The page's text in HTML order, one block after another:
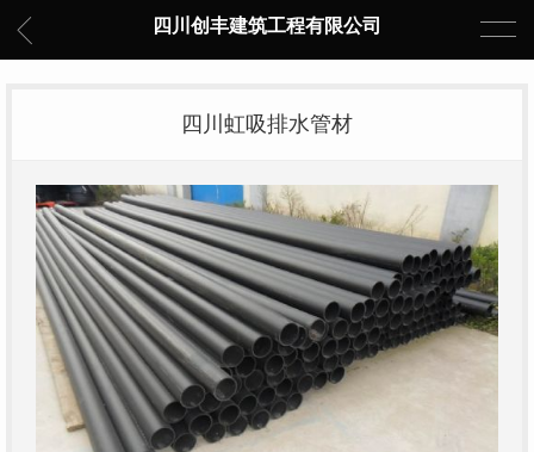
四川创丰建筑工程有限公司
四川虹吸排水管材